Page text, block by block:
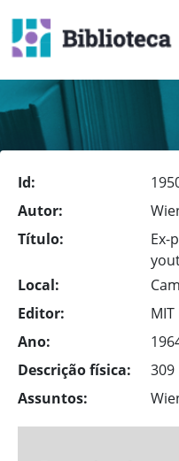
Id:
Autor:
Título:
Ex-
Local:
Editor:
MIT
Ano:
Descrição física:
309
Assuntos: